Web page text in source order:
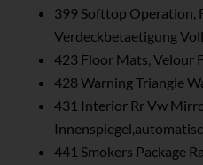
399 Softtop Operation,
Verdeckbetaetigung
423 Floor Mats, Velour
428 Warning Triangle
431 Interior Rr Vw
441 Smokers Package